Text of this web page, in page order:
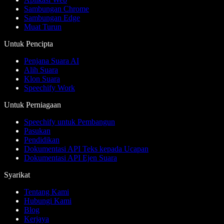
Sambungan Chrome
Sambungan Edge
Muat Turun
Untuk Pencipta
Penjana Suara AI
Alih Suara
Klon Suara
Speechify Work
Untuk Perniagaan
Speechify untuk Pembangun
Pasukan
Pendidikan
Dokumentasi API Teks kepada Ucapan
Dokumentasi API Ejen Suara
Syarikat
Tentang Kami
Hubungi Kami
Blog
Kerjaya